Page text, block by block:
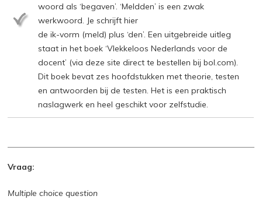
woord als ‘begaven’. ‘Meldden’ is een zwak
werkwoord. Je schrijft hier
de ik-vorm (meld) plus ‘den’. Een uitgebreide uitleg
staat in het boek ‘Vlekkeloos Nederlands voor de
docent’ (via deze site direct te bestellen bij bol.com).
Dit boek bevat zes hoofdstukken met theorie, testen
en antwoorden bij de testen. Het is een praktisch
naslagwerk en heel geschikt voor zelfstudie.
Vraag:
Multiple choice question